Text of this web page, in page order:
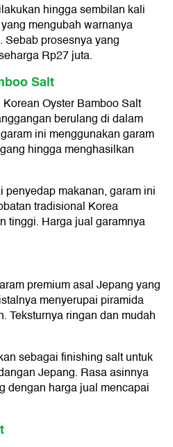
hingga sembilan kali
mengubah warnanya
Sebab prosesnya yang
Rp27 juta.
Salt
Oyster Bamboo Salt
berulang di dalam
ini menggunakan garam
hingga menghasilkan
makanan, garam ini
tradisional Korea
tinggi. Harga jual garamnya
premium asal Jepang yang
menyerupai piramida
Teksturnya ringan dan mudah
sebagai finishing salt untuk
Jepang. Rasa asinnya
dengan harga jual mencapai